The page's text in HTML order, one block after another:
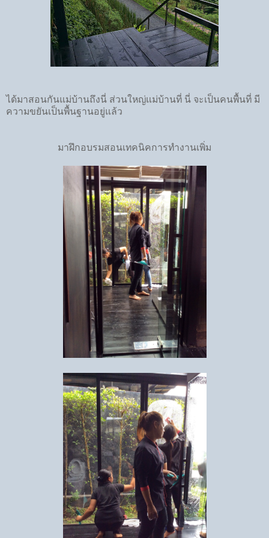
ได้มาสอนกันแม่บ้านถึงนี่ ส่วนใหญ่แม่บ้านที่ นี่ จะเป็นคนพื้นที่ มี
ความขยันเป็นพื้นฐานอยู่แล้ว
มาฝึกอบรมสอนเทคนิคการทำงานเพิ่ม